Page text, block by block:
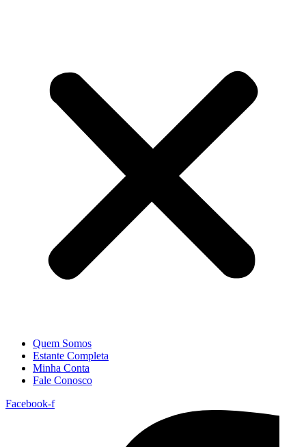
Quem Somos
Estante Completa
Minha Conta
Fale Conosco
Facebook-f